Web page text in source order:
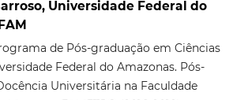
Universidade Federal do
de Pós-graduação em Ciências
Federal do Amazonas. Pós-
Universitária na Faculdade